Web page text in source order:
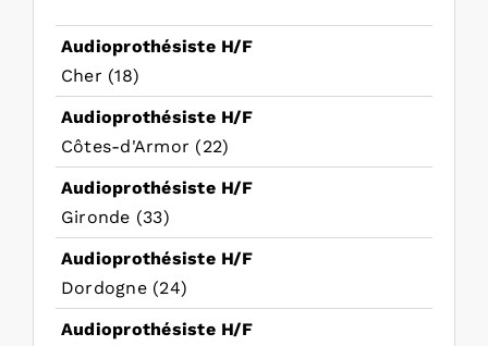
Audioprothésiste H/F
Cher (18)
Audioprothésiste H/F
Côtes-d'Armor (22)
Audioprothésiste H/F
Gironde (33)
Audioprothésiste H/F
Dordogne (24)
Audioprothésiste H/F